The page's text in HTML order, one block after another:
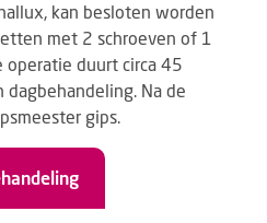
kan besloten worden
met 2 schroeven of 1
operatie duurt circa 45
Na de
gips.